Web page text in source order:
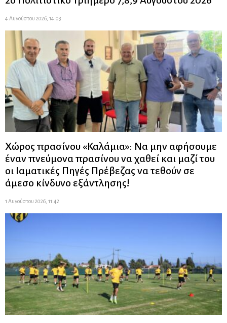
4 Αυγούστου 2026, 14:03
Χώρος πρασίνου «Καλάμια»: Να μην αφήσουμε
έναν πνεύμονα πρασίνου να χαθεί και μαζί του
οι Ιαματικές Πηγές Πρέβεζας να τεθούν σε
άμεσο κίνδυνο εξάντλησης!
1 Αυγούστου 2026, 11:42